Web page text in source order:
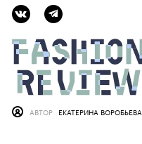
АВТОР ЕКАТЕРИНА ВОРОБЬЕВА